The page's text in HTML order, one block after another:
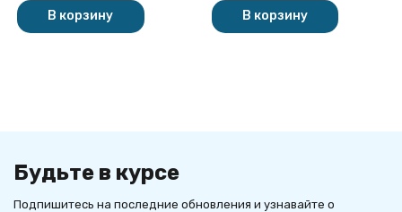
В корзину В корзину
Будьте в курсе
Подпишитесь на последние обновления и узнавайте о